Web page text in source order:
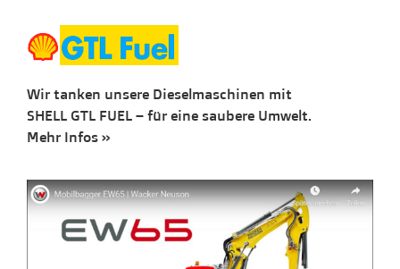
Wir tanken unsere Dieselmaschinen mit
SHELL GTL FUEL – für eine saubere Umwelt.
Mehr Infos »